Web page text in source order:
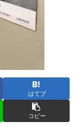
はてブ
コピー